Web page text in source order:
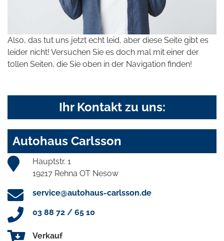
Also, das tut uns jetzt echt leid, aber diese Seite gibt es
leider nicht! Versuchen Sie es doch mal mit einer der
tollen Seiten, die Sie oben in der Navigation finden!
Ihr Kontakt zu uns:
Autohaus Carlsson
Hauptstr. 1
19217 Rehna OT Nesow
service@autohaus-carlsson.de
03 88 72 / 65 10
Verkauf